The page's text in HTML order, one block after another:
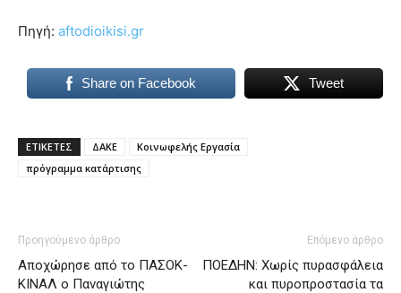
Πηγή: aftodioikisi.gr
Share on Facebook Tweet
ΕΤΙΚΕΤΕΣ ΔΑΚΕ
Κοινωφελής Εργασία
πρόγραμμα κατάρτισης
Προηγούμενο άρθρο
Αποχώρησε από το ΠΑΣΟΚ-
ΚΙΝΑΛ ο Παναγιώτης
Επόμενο άρθρο
ΠΟΕΔΗΝ: Χωρίς πυρασφάλεια
και πυροπροστασία τα